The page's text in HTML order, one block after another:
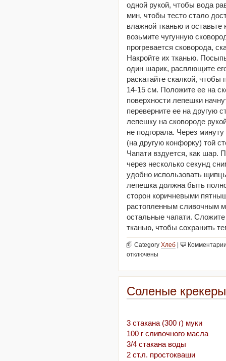
одной рукой, чтобы вода
мин, чтобы тесто стало
влажной тканью и оставьте
возьмите чугунную
прогревается сковорода,
Накройте их тканью.
один шарик, расплющите
раскатайте скалкой,
14-15 см. Положите ее на
поверхности лепешки
переверните ее на другую
лепешку на сковороде
не подгорала. Через
(на другую конфорку) той
Чапати вздуется, как шар.
через несколько секунд
удобно использовать
лепешка должна быть
сторон коричневыми
растопленным сливочным
остальные чапати. Сложите
тканью, чтобы сохранить
Category Хлеб
отключены
Соленые
3 стакана (300 г) муки
100 г сливочного масла
3/4 стакана воды
2 ст.л. простокваши